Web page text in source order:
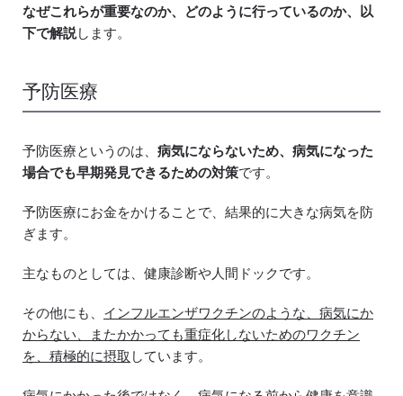
なぜこれらが重要なのか、どのように行っているのか、以
下で解説します。
予防医療
予防医療というのは、 病気にならないため、病気になった
場合でも早期発見できるための対策です。
予防医療にお金をかけることで、結果的に大きな病気を防
ぎます。
主なものとしては、健康診断や人間ドックです。
その他にも、 インフルエンザワクチンのような、病気にか
からない、またかかっても重症化しないためのワクチン
を、積極的に摂取 しています。